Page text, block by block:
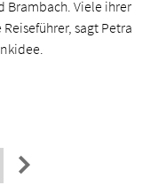
Brambach. Viele ihrer
sagt Petra
→